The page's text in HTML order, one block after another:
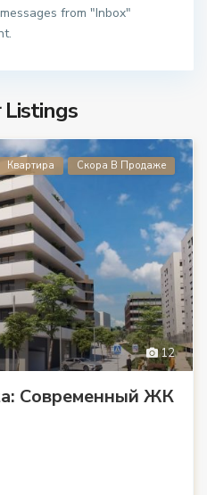
from "Inbox"
Listings
12
Квартира Скора В Продаже
Современный ЖК